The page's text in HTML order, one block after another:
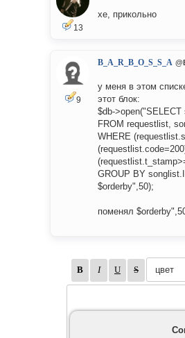
13
хе, прикольно
9
B_A_R_B_O_S_S_A
у меня в этом
этот блок:
$db-
FROM requestlist,
WHERE
GROUP BY
$orderby",50);
поменял